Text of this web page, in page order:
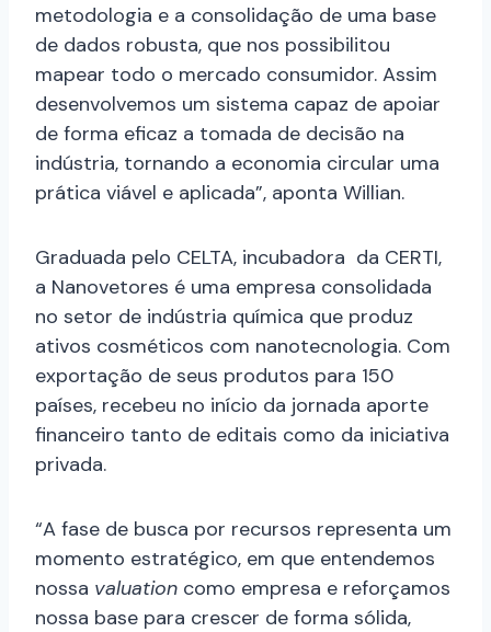
metodologia e a consolidação de uma base
de dados robusta, que nos possibilitou
mapear todo o mercado consumidor. Assim
desenvolvemos um sistema capaz de apoiar
de forma eficaz a tomada de decisão na
indústria, tornando a economia circular uma
prática viável e aplicada”, aponta Willian.
Graduada pelo CELTA, incubadora da CERTI,
a Nanovetores é uma empresa consolidada
no setor de indústria química que produz
ativos cosméticos com nanotecnologia. Com
exportação de seus produtos para 150
países, recebeu no início da jornada aporte
financeiro tanto de editais como da iniciativa
privada.
“A fase de busca por recursos representa um
momento estratégico, em que entendemos
nossa valuation como empresa e reforçamos
nossa base para crescer de forma sólida,